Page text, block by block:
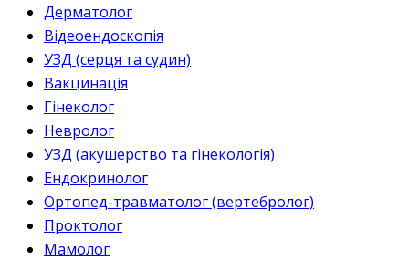
Дерматолог
Відеоендоскопія
УЗД (серця та судин)
Вакцинація
Гінеколог
Невролог
УЗД (акушерство та гінекологія)
Ендокринолог
Ортопед-травматолог (вертебролог)
Проктолог
Мамолог